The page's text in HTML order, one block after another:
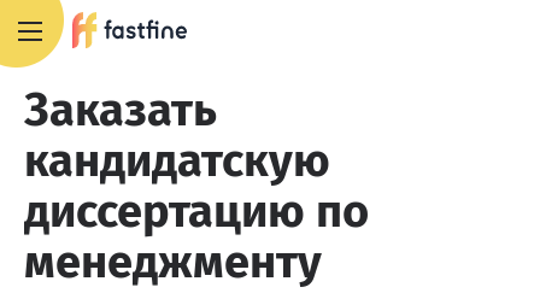
Заказать
кандидатскую
диссертацию по
менеджменту